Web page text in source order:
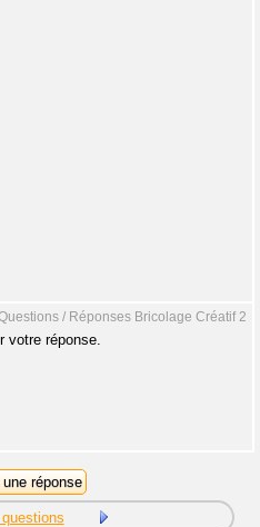
/ Réponses Bricolage Créatif 2
votre réponse.